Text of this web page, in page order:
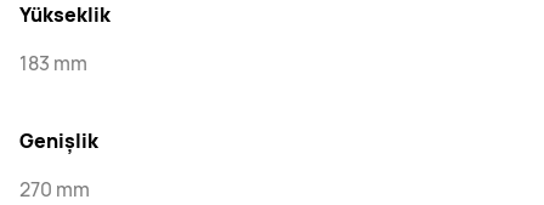
Yükseklik
183 mm
Genişlik
270 mm